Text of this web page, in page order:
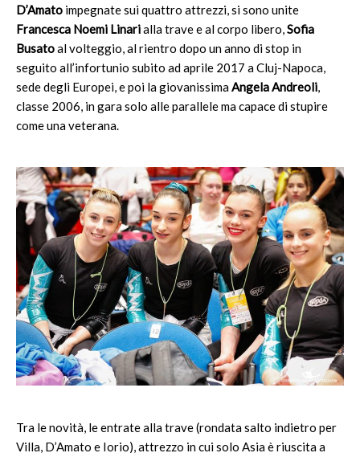
D’Amato impegnate sui quattro attrezzi, si sono unite
Francesca Noemi Linarialla trave e al corpo libero,Sofia
Busatoal volteggio, al rientro dopo un anno di stop in
seguito all’infortunio subito ad aprile 2017 a Cluj-Napoca,
sede degli Europei, e poi la giovanissimaAngela Andreoli,
classe 2006, in gara solo alle parallele ma capace di stupire
come una veterana.
Tra le novità, le entrate alla trave (rondata salto indietro per
Villa, D’Amato e Iorio), attrezzo in cui solo Asia è riuscita a